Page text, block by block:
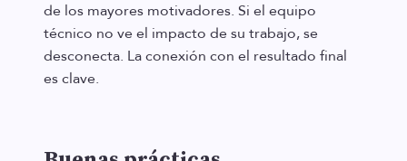
de los mayores motivadores. Si el equipo
técnico no ve el impacto de su trabajo, se
desconecta. La conexión con el resultado final
es clave.